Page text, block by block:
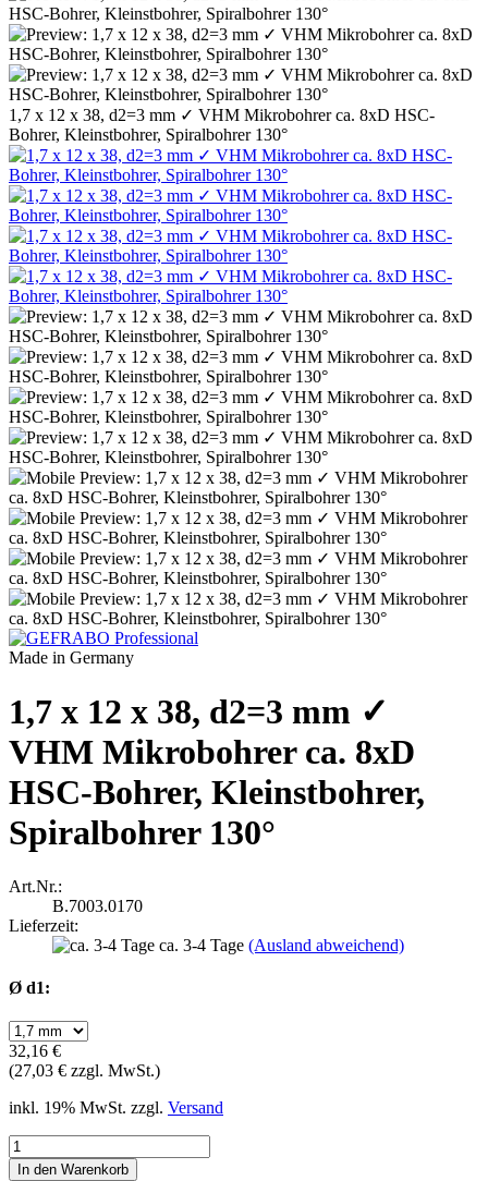
1,7 x 12 x 38, d2=3 mm ✓ VHM Mikrobohrer ca. 8xD HSC-
Bohrer, Kleinstbohrer, Spiralbohrer 130°
Made in Germany
1,7 x 12 x 38, d2=3 mm ✓
VHM Mikrobohrer ca. 8xD
HSC-Bohrer, Kleinstbohrer,
Spiralbohrer 130°
Art.Nr.:
B.7003.0170
Lieferzeit:
ca. 3-4 Tage (Ausland abweichend)
Ø d1:
32,16 €
(27,03 € zzgl. MwSt.)
inkl. 19% MwSt. zzgl. Versand